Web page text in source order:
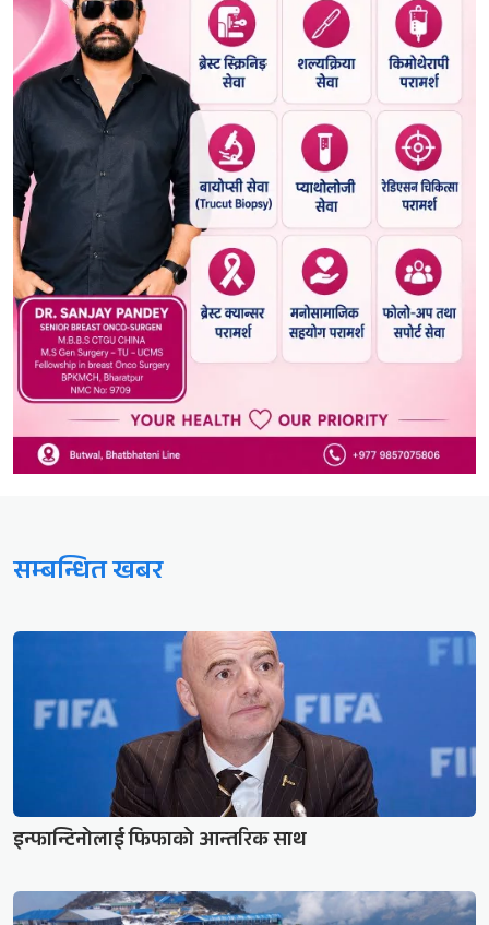
सम्बन्धित खबर
इन्फान्टिनोलाई फिफाको आन्तरिक साथ